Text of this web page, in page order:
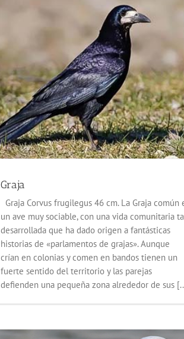
Graja
Graja Corvus frugilegus 46 cm. La Graja común
un ave muy sociable, con una vida comunitaria
desarrollada que ha dado origen a fantásticas
historias de «parlamentos de grajas». Aunque
crían en colonias y comen en bandos tienen un
fuerte sentido del territorio y las parejas
defienden una pequeña zona alrededor de sus